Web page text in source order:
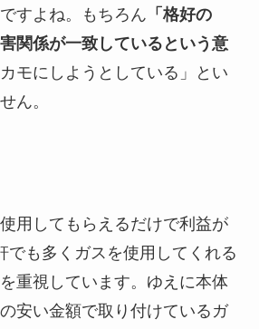
すよね。もちろん 「格好の
関係が一致しているという意
モにしようとしている」とい
ん。
用してもらえるだけで利益が
でも多くガスを使用してくれる
重視しています。ゆえに本体
安い金額で取り付けているガ